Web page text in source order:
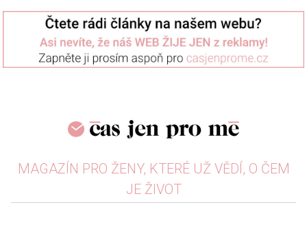
MAGAZÍN PRO ŽENY, KTERÉ UŽ VĚDÍ, O ČEM
JE ŽIVOT